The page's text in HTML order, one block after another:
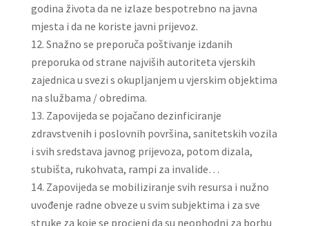
godina života da ne izlaze bespotrebno na javna
mjesta i da ne koriste javni prijevoz.
Snažno se preporuča poštivanje izdanih
preporuka od strane najviših autoriteta vjerskih
zajednica u svezi s okupljanjem u vjerskim objektima
na službama / obredima.
Zapovijeda se pojačano dezinficiranje
zdravstvenih i poslovnih površina, sanitetskih vozila
i svih sredstava javnog prijevoza, potom dizala,
stubišta, rukohvata, rampi za invalide…
Zapovijeda se mobiliziranje svih resursa i nužno
uvođenje radne obveze u svim subjektima i za sve
struke za koje se procjeni da su neophodni za borbu